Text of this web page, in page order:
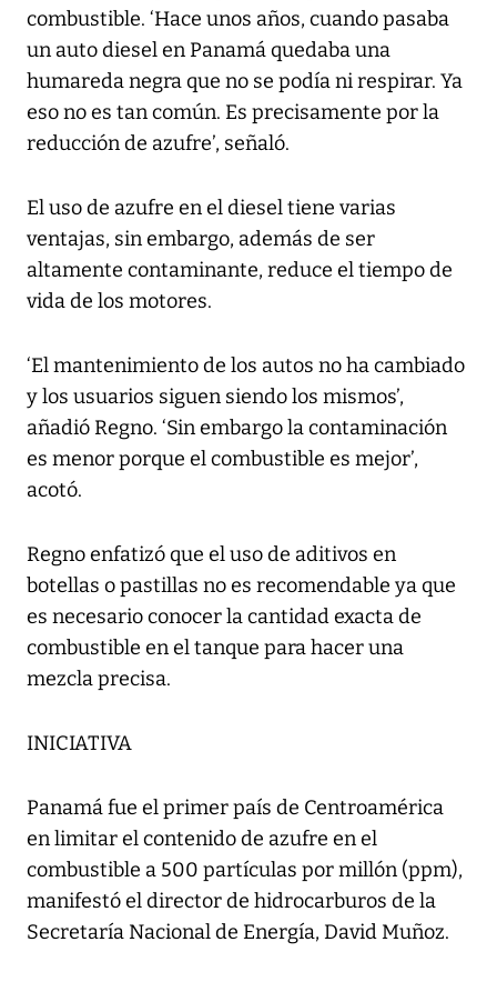
combustible. ‘Hace unos años, cuando pasaba
un auto diesel en Panamá quedaba una
humareda negra que no se podía ni respirar. Ya
eso no es tan común. Es precisamente por la
reducción de azufre’, señaló.
El uso de azufre en el diesel tiene varias
ventajas, sin embargo, además de ser
altamente contaminante, reduce el tiempo de
vida de los motores.
‘El mantenimiento de los autos no ha cambiado
y los usuarios siguen siendo los mismos’,
añadió Regno. ‘Sin embargo la contaminación
es menor porque el combustible es mejor’,
acotó.
Regno enfatizó que el uso de aditivos en
botellas o pastillas no es recomendable ya que
es necesario conocer la cantidad exacta de
combustible en el tanque para hacer una
mezcla precisa.
INICIATIVA
Panamá fue el primer país de Centroamérica
en limitar el contenido de azufre en el
combustible a 500 partículas por millón (ppm),
manifestó el director de hidrocarburos de la
Secretaría Nacional de Energía, David Muñoz.